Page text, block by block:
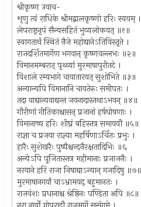
श्रीकृष्ण उवाच-
शृणु त्वं राधिके श्रीमद्बालकृष्णो हरिः स्वयम् ।
लेपराष्ट्रनृपं सैन्यसहितं भुव्यलोकयत् ॥१॥
स्वागतार्थं स्थितं नैजे महोद्यानेऽतिविस्तृते ।
राजदर्शितमार्गेण भगवान् कृष्णवल्लभः ॥२॥
विमानमम्बरात् पृथ्व्यां मुरमाषापुरीतटे ।
विशाले रम्यभागे चावातारयत् सुशोभिते ॥३॥
अन्यान्यपि विमानानि चावतेरुः समीपतः ।
तदा वाद्यान्यवाद्यन्त जयनादास्तथाऽभवन् ॥४॥
गौरीणां गीतिकाश्चासन् प्रजानां हर्षघोषणाः ।
विमानाच्च हरिः शीघ्रं बहिस्तत्र समाययौ ॥५॥
राज्ञा च प्रजया राज्ञ्या महर्षिणाऽर्चितः प्रभुः ।
हारैः सुशेखरैः पुष्पैश्चन्दनैरक्षतादिभिः ॥६
अन्येऽपि पूजितास्तत्र महीमानाः प्रजाजनैः ।
नरयाने हरिं राजा निषाद्याऽन्यान् गजादिषु ॥७॥
मुरमाषानगर्यां चाऽभ्रामयद् बहुमानतः ।
राजवंशः प्रधानाश्च श्रेष्ठिनः पण्डिता अपि ॥८॥